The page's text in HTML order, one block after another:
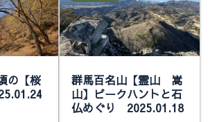
の【桜
群馬百名山【霊山 嵩
山】ピークハントと石
仏めぐり 2025.01.18